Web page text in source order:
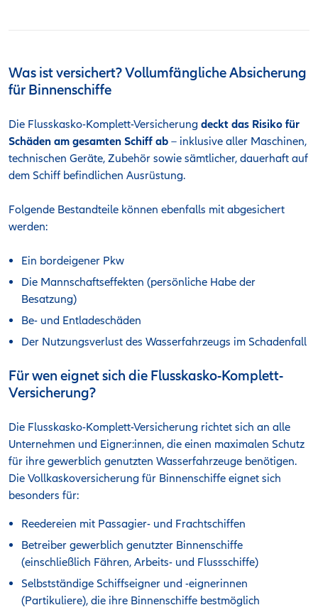
Was ist versichert? Vollumfängliche Absicherung
für Binnenschiffe
Die Flusskasko-Komplett-Versicherung deckt das Risiko für
Schäden am gesamten Schiff ab – inklusive aller Maschinen,
technischen Geräte, Zubehör sowie sämtlicher, dauerhaft auf
dem Schiff befindlichen Ausrüstung.
Folgende Bestandteile können ebenfalls mit abgesichert
werden:
Ein bordeigener Pkw
Die Mannschaftseffekten (persönliche Habe der
Besatzung)
Be- und Entladeschäden
Der Nutzungsverlust des Wasserfahrzeugs im Schadenfall
Für wen eignet sich die Flusskasko-Komplett-
Versicherung?
Die Flusskasko-Komplett-Versicherung richtet sich an alle
Unternehmen und Eigner:innen, die einen maximalen Schutz
für ihre gewerblich genutzten Wasserfahrzeuge benötigen.
Die Vollkaskoversicherung für Binnenschiffe eignet sich
besonders für:
Reedereien mit Passagier- und Frachtschiffen
Betreiber gewerblich genutzter Binnenschiffe
(einschließlich Fähren, Arbeits- und Flussschiffe)
Selbstständige Schiffseigner und -eignerinnen
(Partikuliere), die ihre Binnenschiffe bestmöglich